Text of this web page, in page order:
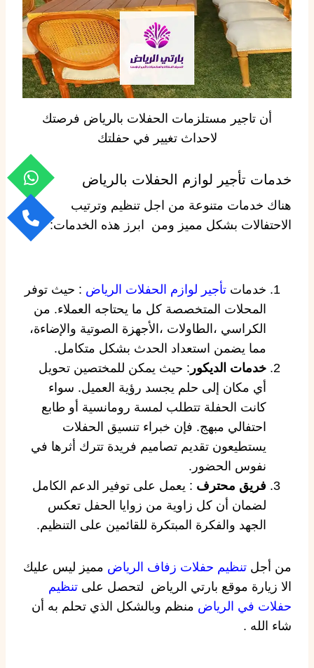
أن تاجير مستلزمات الحفلات بالرياض فرصتك
لاحداث تغيير في حفلتك
خدمات تأجير لوازم الحفلات بالرياض
هناك خدمات متنوعة من اجل تنظيم وترتيب
الاحتفالات بشكل مميز ومن ابرز هذه الخدمات:
خدمات تأجير لوازم الحفلات الرياض : حيث توفر
المحلات المتخصصة كل ما يحتاجه العملاء. من
الكراسي ،الطاولات ،الأجهزة الصوتية والإضاءة،
مما يضمن استعداد الحدث بشكل متكامل.
خدمات الديكور : حيث يمكن للمختصين تحويل
أي مكان إلى حلم يجسد رؤية العميل. سواء
كانت الحفلة تتطلب لمسة رومانسية أو طابع
احتفالي مبهج. فإن خبراء تنسيق الحفلات
يستطيعون تقديم تصاميم فريدة تترك أثرها في
نفوس الحضور.
فريق محترف : يعمل على توفير الدعم الكامل
لضمان أن كل زاوية من زوايا الحفل تعكس
الجهد والفكرة المبتكرة للقائمين على التنظيم.
من أجل تنظيم حفلات زفاف الرياض مميز ليس عليك
الا زيارة موقع بارتي الرياض لتحصل على تنظيم
حفلات في الرياض منظم وبالشكل الذي تحلم به أن
شاء الله .